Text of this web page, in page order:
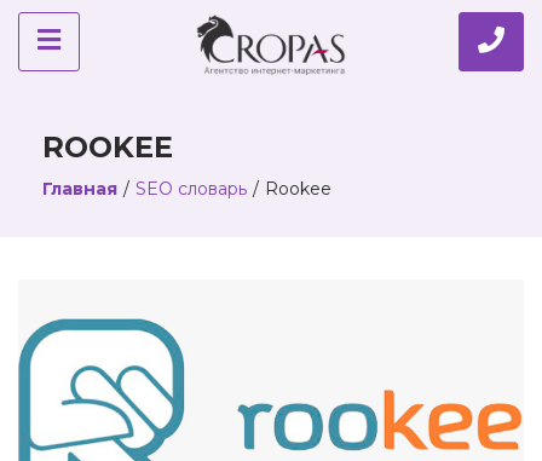
ROOKEE
Главная / SEO словарь / Rookee